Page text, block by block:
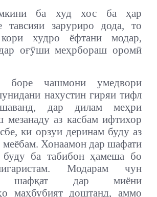
ба худ хос ба ҳар
тавсияи заруриро дода, то
худро ёфтани модар,
оғӯши меҳрбораш оромӣ
чашмони умедвори
нахустин гиряи тифл
дар дилам меҳри
мезанаду аз касбам ифтихор
ки орзуи деринам буду аз
Хонаамон дар шафати
буду ба табибон ҳамеша бо
Модарам чун
шафқат дар миёни
маҳбубият доштанд, аммо